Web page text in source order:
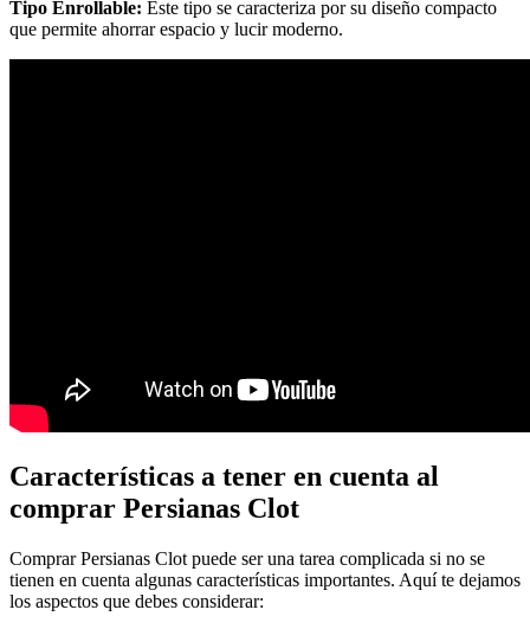
Tipo Enrollable: Este tipo se caracteriza por su diseño compacto
que permite ahorrar espacio y lucir moderno.
Características a tener en cuenta al
comprar Persianas Clot
Comprar Persianas Clot puede ser una tarea complicada si no se
tienen en cuenta algunas características importantes. Aquí te dejamos
los aspectos que debes considerar: